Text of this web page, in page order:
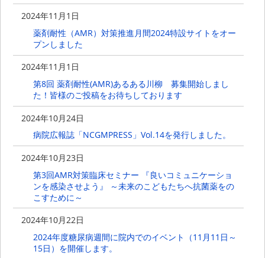
2024年11月1日
薬剤耐性（AMR）対策推進月間2024特設サイトをオー
プンしました
2024年11月1日
第8回 薬剤耐性(AMR)あるある川柳 募集開始しまし
た！皆様のご投稿をお待ちしております
2024年10月24日
病院広報誌「NCGMPRESS」Vol.14を発行しました。
2024年10月23日
第3回AMR対策臨床セミナー 『良いコミュニケーショ
ンを感染させよう』 ～未来のこどもたちへ抗菌薬をの
こすために～
2024年10月22日
2024年度糖尿病週間に院内でのイベント（11月11日～
15日）を開催します。